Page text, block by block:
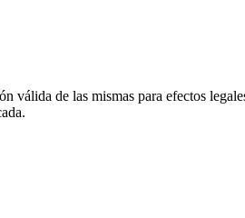
de las mismas para efectos